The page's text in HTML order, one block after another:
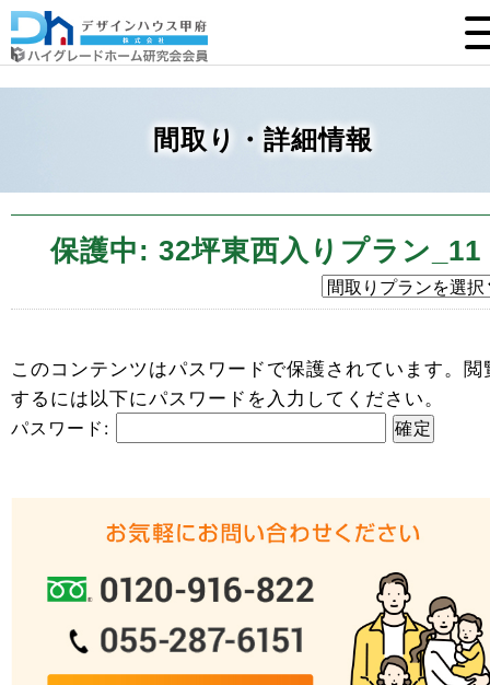
間取り・詳細情報
保護中: 32坪東西入りプラン_11
このコンテンツはパスワードで保護されています。閲
するには以下にパスワードを入力してください。
パスワード: